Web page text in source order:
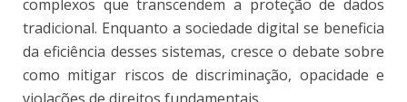
complexos que transcendem a proteção de dados
tradicional. Enquanto a sociedade digital se beneficia
da eficiência desses sistemas, cresce o debate sobre
como mitigar riscos de discriminação, opacidade e